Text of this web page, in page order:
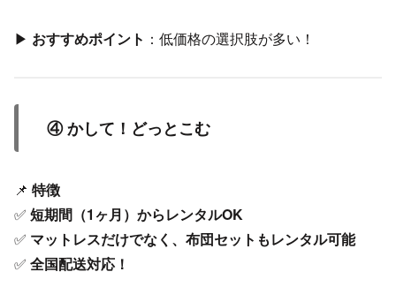
▶ おすすめポイント ：低価格の選択肢が多い！
④ かして！どっとこむ
📌 特徴
✅ 短期間（1ヶ月）からレンタルOK
✅ マットレスだけでなく、布団セットもレンタル可能
✅ 全国配送対応！